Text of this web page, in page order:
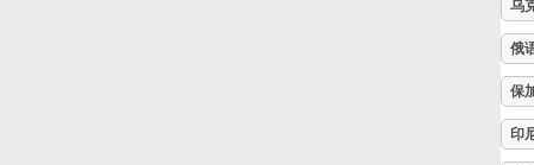
乌
俄
保
印